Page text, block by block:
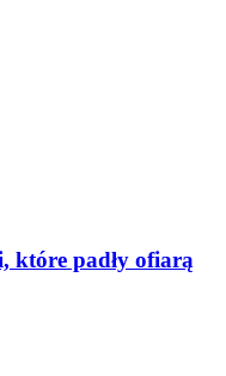
które padły ofiarą